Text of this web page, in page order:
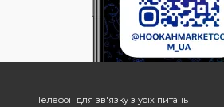
Телефон для зв'язку з усіх питань